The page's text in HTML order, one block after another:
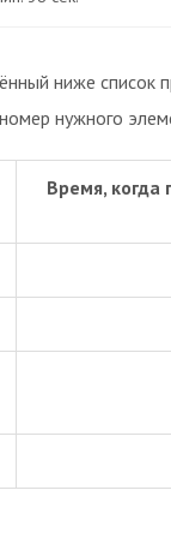
ниже
нужного
Время, когда